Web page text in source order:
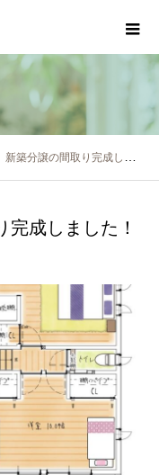
分譲の間取り完成しました！
成しました！